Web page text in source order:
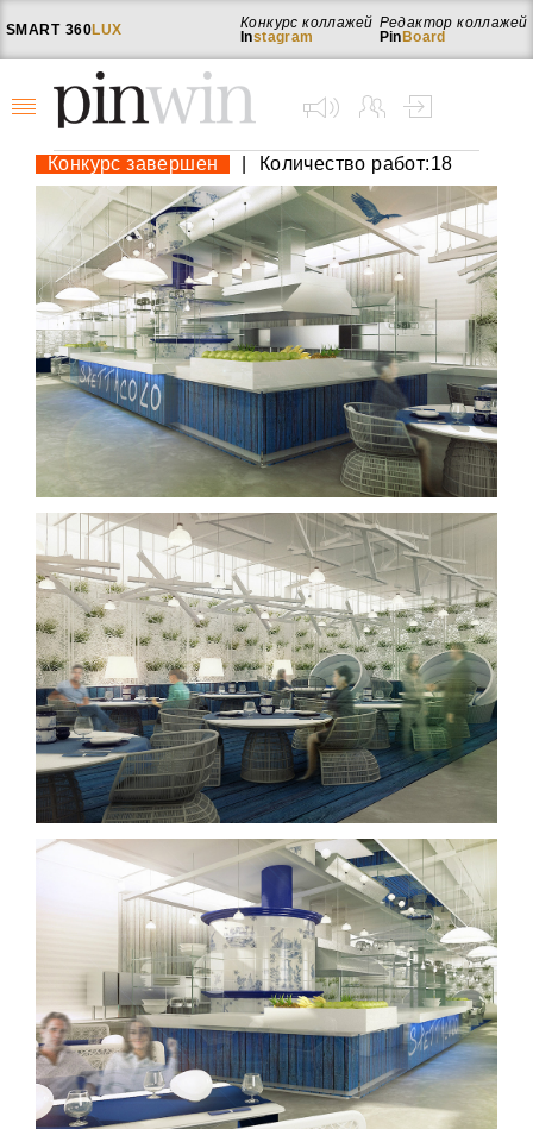
SMART 360LUX
Редактор коллажей
Pin Board
Конкурс коллажей
Instagram
Конкурс завершен Количество работ:18